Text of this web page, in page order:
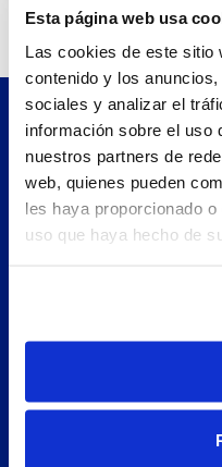
Esta página web usa
Las cookies de este sitio
contenido y los
sociales y analizar el
información sobre el uso
nuestros partners de
web, quienes pueden
les haya proporcionado
uso que haya hecho de
Teléfono: 933792200.0
Pilopeptan es una
Avenida
Hospitalet de
Navegación
Soluciones